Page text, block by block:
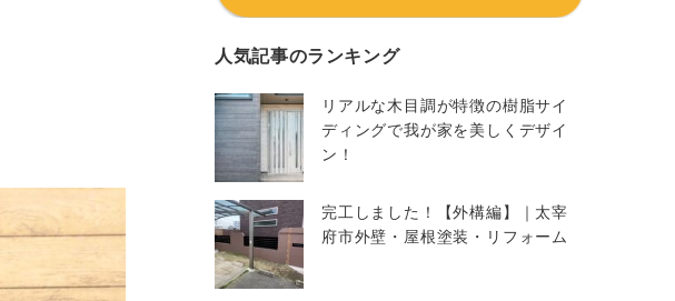
人気記事のランキング
リアルな木目調が特徴の樹脂サイ
ディングで我が家を美しくデザイ
ン！
完工しました！【外構編】｜太宰
府市外壁・屋根塗装・リフォーム